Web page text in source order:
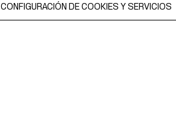
CONFIGURACIÓN DE COOKIES Y SERVICIOS